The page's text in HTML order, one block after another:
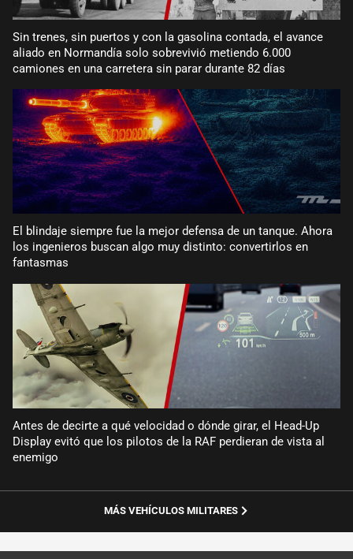
Sin trenes, sin puertos y con la gasolina contada, el avance
aliado en Normandía solo sobrevivió metiendo 6.000
camiones en una carretera sin parar durante 82 días
El blindaje siempre fue la mejor defensa de un tanque. Ahora
los ingenieros buscan algo muy distinto: convertirlos en
fantasmas
Antes de decirte a qué velocidad o dónde girar, el Head-Up
Display evitó que los pilotos de la RAF perdieran de vista al
enemigo
MÁS VEHÍCULOS MILITARES